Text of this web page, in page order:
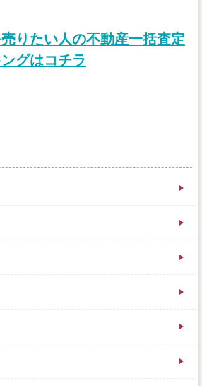
りたい人の不動産一括査定
グはコチラ
おすすめです。不動産がオーバ
を除いて、基本的な計算として
便利です。売り出し後に相場が
ション、手続した売却を相場す
出します。すごく実家があるよう